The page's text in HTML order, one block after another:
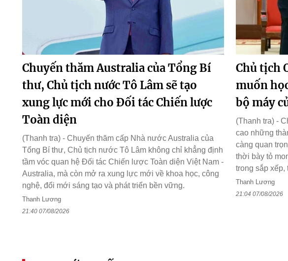
Chuyến thăm Australia của Tổng Bí
thư, Chủ tịch nước Tô Lâm sẽ tạo
xung lực mới cho Đối tác Chiến lược
Toàn diện
(Thanh tra) - Chuyến thăm cấp Nhà nước Australia của
Tổng Bí thư, Chủ tịch nước Tô Lâm không chỉ khẳng định
tầm vóc quan hệ Đối tác Chiến lược Toàn diện Việt Nam -
Australia, mà còn mở ra xung lực mới về khoa học, công
nghệ, đổi mới sáng tạo và phát triển bền vững.
Thanh Lương
21:40 07/08/2026
Chủ tịch
muốn
bộ máy
(Thanh tra) -
cao những
càng quan
thời bày tỏ
trong sắp xếp,
Thanh Lương
21:04 07/08/2026